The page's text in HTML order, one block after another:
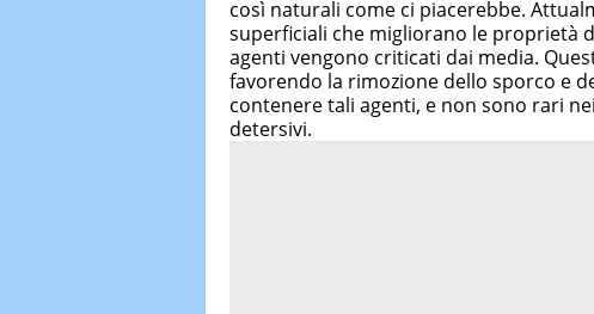
così naturali come ci piacerebbe.
superficiali che migliorano le proprietà
agenti vengono criticati dai media.
favorendo la rimozione dello sporco e
contenere tali agenti, e non sono rari
detersivi.